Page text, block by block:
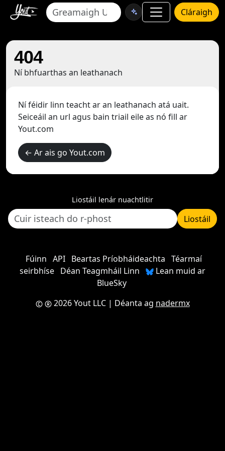
Cláraigh
404
Ní bhfuarthas an leathanach
Ní féidir linn teacht ar an leathanach atá uait.
Seiceáil an url agus bain triail eile as nó fill ar
Yout.com
← Ar ais go Yout.com
Liostáil lenár nuachtlitir
Liostáil
Fúinn API Beartas Príobháideachta Téarmaí
seirbhíse Déan Teagmháil Linn
Lean muid ar
BlueSky
2026 Yout LLC| Déanta ag nadermx